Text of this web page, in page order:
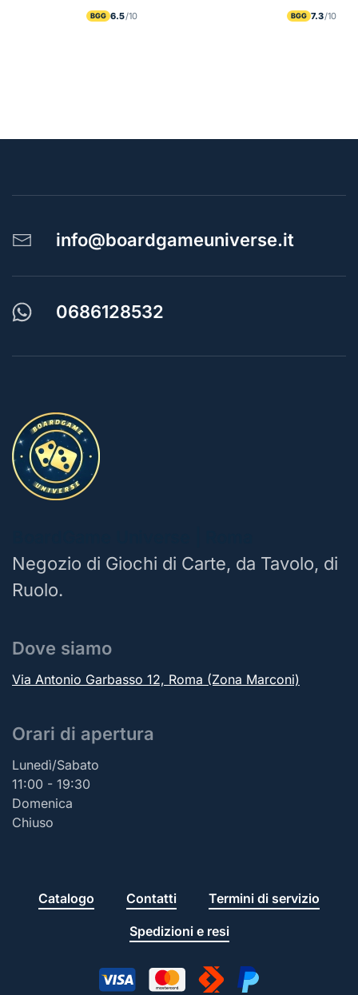
BGG 6.5 BGG 7.3
info@boardgameuniverse.it
0686128532
Negozio di Giochi di Carte, da Tavolo, di
Ruolo.
Dove siamo
Via Antonio Garbasso 12, Roma (Zona Marconi)
Orari di apertura
Lunedì/Sabato
11:00 - 19:30
Domenica
Chiuso
Catalogo Contatti Termini di servizio
Spedizioni e resi